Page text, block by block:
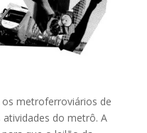
metroferroviários de
do metrô. A